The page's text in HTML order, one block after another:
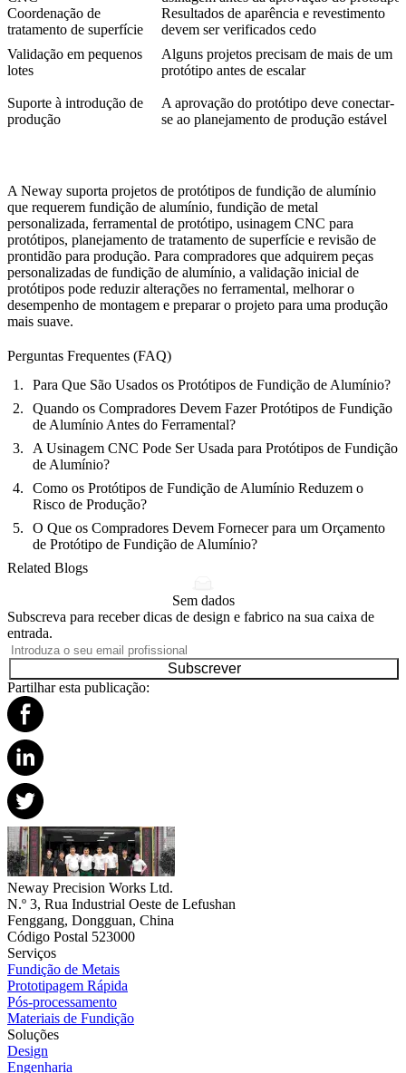
Coordenação de
tratamento de superfície
Resultados de aparência e revestimento
devem ser verificados cedo
Validação em pequenos
lotes
Alguns projetos precisam de mais de um
protótipo antes de escalar
Suporte à introdução de
produção
A aprovação do protótipo deve conectar-
se ao planejamento de produção estável
A Neway suporta projetos de protótipos de fundição de alumínio
que requerem fundição de alumínio, fundição de metal
personalizada, ferramental de protótipo, usinagem CNC para
protótipos, planejamento de tratamento de superfície e revisão de
prontidão para produção. Para compradores que adquirem peças
personalizadas de fundição de alumínio, a validação inicial de
protótipos pode reduzir alterações no ferramental, melhorar o
desempenho de montagem e preparar o projeto para uma produção
mais suave.
Perguntas Frequentes (FAQ)
Para Que São Usados os Protótipos de Fundição de Alumínio?
Quando os Compradores Devem Fazer Protótipos de Fundição
de Alumínio Antes do Ferramental?
A Usinagem CNC Pode Ser Usada para Protótipos de Fundição
de Alumínio?
Como os Protótipos de Fundição de Alumínio Reduzem o
Risco de Produção?
O Que os Compradores Devem Fornecer para um Orçamento
de Protótipo de Fundição de Alumínio?
Related Blogs
Sem dados
Subscreva para receber dicas de design e fabrico na sua caixa de
entrada.
Subscrever
Partilhar esta publicação:
Neway Precision Works Ltd.
N.º 3, Rua Industrial Oeste de Lefushan
Fenggang, Dongguan, China
Código Postal 523000
Serviços
Fundição de Metais
Prototipagem Rápida
Pós-processamento
Materiais de Fundição
Soluções
Design
Engenharia